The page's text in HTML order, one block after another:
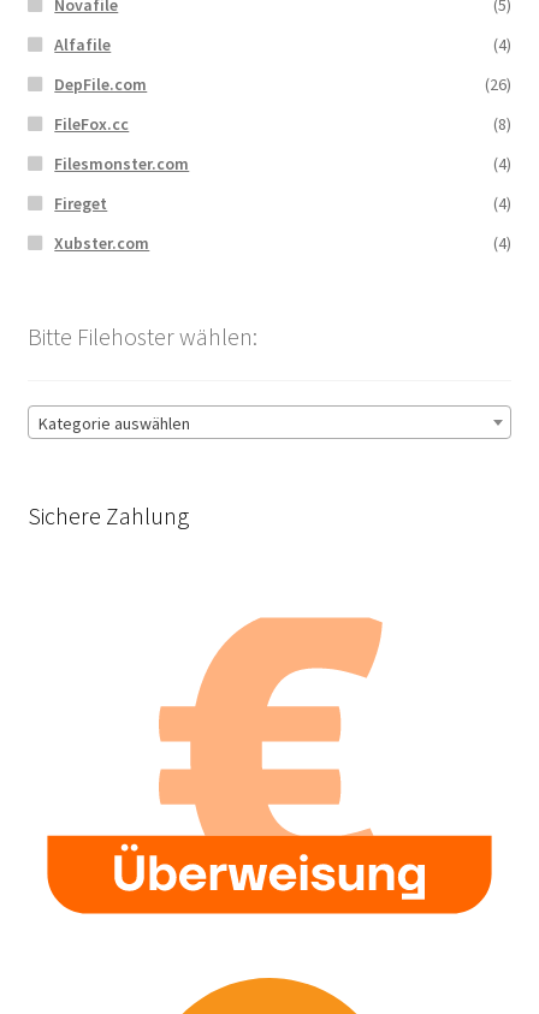
Novafile
(5)
Alfafile
(4)
DepFile.com
(26)
FileFox.cc
(8)
Filesmonster.com
(4)
Fireget
(4)
Xubster.com
(4)
Bitte Filehoster wählen:
Kategorie auswählen
Sichere Zahlung